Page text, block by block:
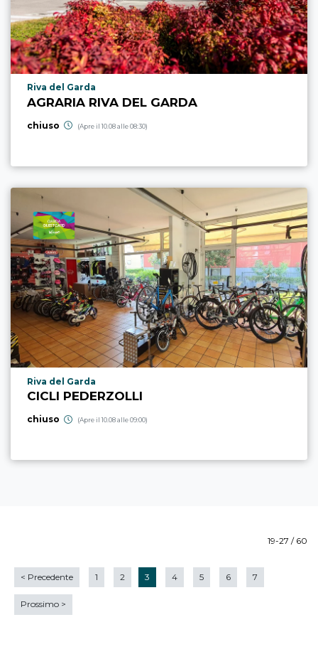
Località punto di interesse
Riva del Garda
AGRARIA RIVA DEL GARDA
chiuso (Apre il 10.08 alle 08:30)
Località punto di interesse
Riva del Garda
CICLI PEDERZOLLI
chiuso (Apre il 10.08 alle 09:00)
19-27 / 60
< Precedente 1 2 3 4 5 6 7
Prossimo >